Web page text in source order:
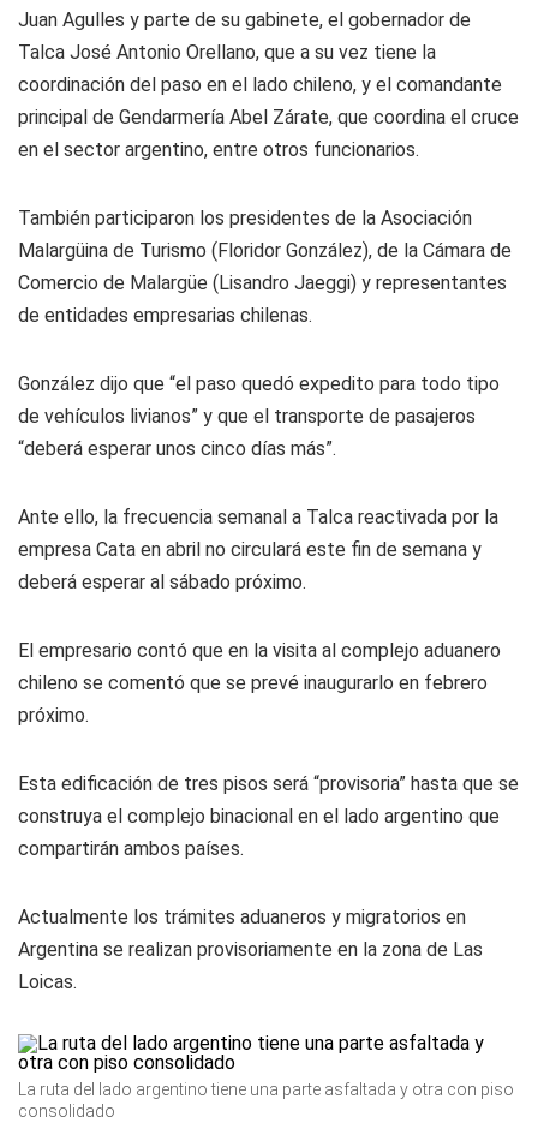
Juan Agulles y parte de su gabinete, el gobernador de
Talca José Antonio Orellano, que a su vez tiene la
coordinación del paso en el lado chileno, y el comandante
principal de Gendarmería Abel Zárate, que coordina el cruce
en el sector argentino, entre otros funcionarios.
También participaron los presidentes de la Asociación
Malargüina de Turismo (Floridor González), de la Cámara de
Comercio de Malargüe (Lisandro Jaeggi) y representantes
de entidades empresarias chilenas.
González dijo que “el paso quedó expedito para todo tipo
de vehículos livianos” y que el transporte de pasajeros
“deberá esperar unos cinco días más”.
Ante ello, la frecuencia semanal a Talca reactivada por la
empresa Cata en abril no circulará este fin de semana y
deberá esperar al sábado próximo.
El empresario contó que en la visita al complejo aduanero
chileno se comentó que se prevé inaugurarlo en febrero
próximo.
Esta edificación de tres pisos será “provisoria” hasta que se
construya el complejo binacional en el lado argentino que
compartirán ambos países.
Actualmente los trámites aduaneros y migratorios en
Argentina se realizan provisoriamente en la zona de Las
Loicas.
La ruta del lado argentino tiene una parte asfaltada y otra con piso
consolidado